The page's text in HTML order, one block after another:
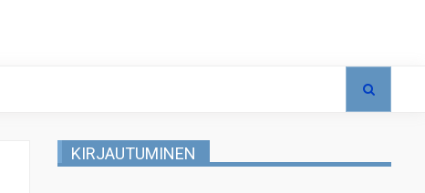
KIRJAUTUMINEN